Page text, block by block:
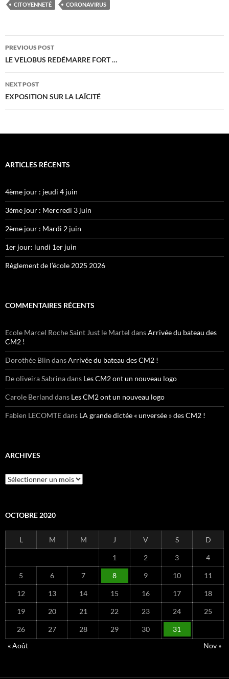
CITOYENNETÉ CORONAVIRUS
Post
navigation
PREVIOUS POST
LE VELOBUS REDÉMARRE FORT …
NEXT POST
EXPOSITION SUR LA LAÏCITÉ
ARTICLES RÉCENTS
4ème jour : jeudi 4 juin
3ème jour : Mercredi 3 juin
2ème jour : Mardi 2 juin
1er jour: lundi 1er juin
Règlement de l’école 2025 2026
COMMENTAIRES RÉCENTS
Ecole Marcel Roche Saint Just le Martel dansArrivée du bateau des
CM2 !
Dorothée Blin dansArrivée du bateau des CM2 !
De oliveira Sabrinadans Les CM2 ont un nouveau logo
Carole Berland dans Les CM2 ont un nouveau logo
Fabien LECOMTEdans LA grande dictée « unversée » des CM2 !
ARCHIVES
Archives
OCTOBRE 2020
L M M J V S D
1 2 3 4
5 6 7 8 9 10 11
12 13 14 15 16 17 18
19 20 21 22 23 24 25
26 27 28 29 30
31
« Août
Nov »